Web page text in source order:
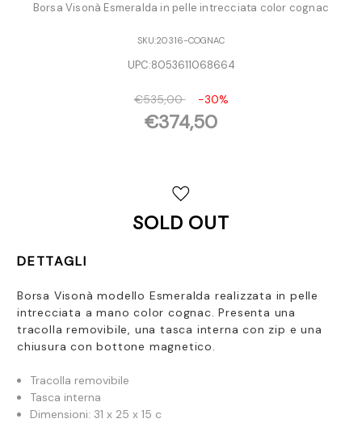
Borsa Visonà Esmeralda in pelle intrecciata color cognac
SKU:20316-COGNAC
UPC:8053611068664
€535,00 -30%
€374,50
SOLD OUT
DETTAGLI
Borsa Visonà modello Esmeralda realizzata in pelle
intrecciata a manocolor cognac. Presenta una
tracolla removibile, una tasca interna con zip e una
chiusura con bottone magnetico.
Tracolla removibile
Tasca interna
Dimensioni: 31 x 25 x 15 c